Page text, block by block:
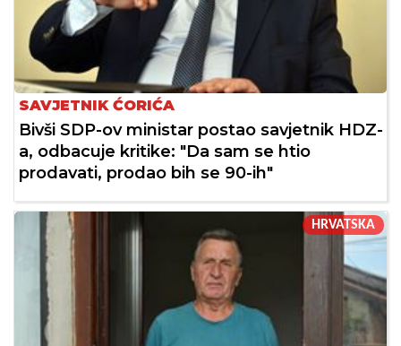
SAVJETNIK ĆORIĆA
Bivši SDP-ov ministar postao savjetnik HDZ-
a, odbacuje kritike: "Da sam se htio
prodavati, prodao bih se 90-ih"
HRVATSKA